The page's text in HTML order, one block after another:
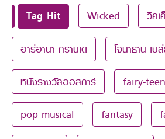
Tag Hit Wicked วิคเ
อารีอานา กรานเด โจนาธาน เบ
หนังรางวัลออสการ์ fairy-
pop musical fantasy